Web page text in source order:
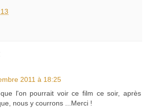
2011 à 18:25
l'on pourrait voir ce film ce soir, après
nous y courrons ...Merci !